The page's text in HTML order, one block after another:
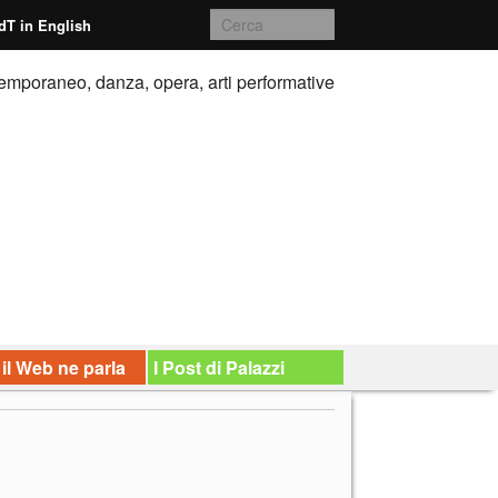
in English
danza, opera, arti performative
Web ne parla I Post di Palazzi